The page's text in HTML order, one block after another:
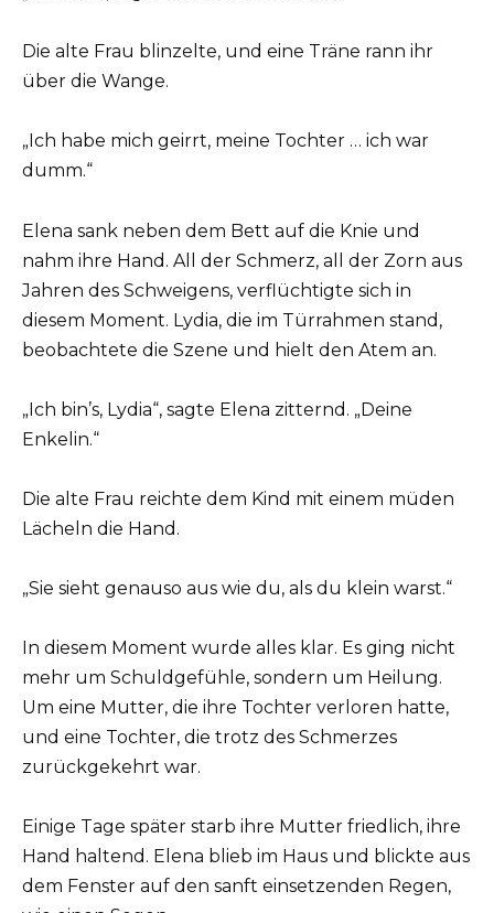
Die alte Frau blinzelte, und eine Träne rann ihr
über die Wange.
„Ich habe mich geirrt, meine Tochter … ich war
dumm.“
Elena sank neben dem Bett auf die Knie und
nahm ihre Hand. All der Schmerz, all der Zorn aus
Jahren des Schweigens, verflüchtigte sich in
diesem Moment. Lydia, die im Türrahmen stand,
beobachtete die Szene und hielt den Atem an.
„Ich bin’s, Lydia“, sagte Elena zitternd. „Deine
Enkelin.“
Die alte Frau reichte dem Kind mit einem müden
Lächeln die Hand.
„Sie sieht genauso aus wie du, als du klein warst.“
In diesem Moment wurde alles klar. Es ging nicht
mehr um Schuldgefühle, sondern um Heilung.
Um eine Mutter, die ihre Tochter verloren hatte,
und eine Tochter, die trotz des Schmerzes
zurückgekehrt war.
Einige Tage später starb ihre Mutter friedlich, ihre
Hand haltend. Elena blieb im Haus und blickte aus
dem Fenster auf den sanft einsetzenden Regen,